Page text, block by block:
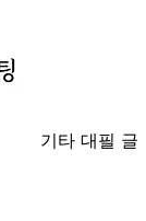
기타 대필 글